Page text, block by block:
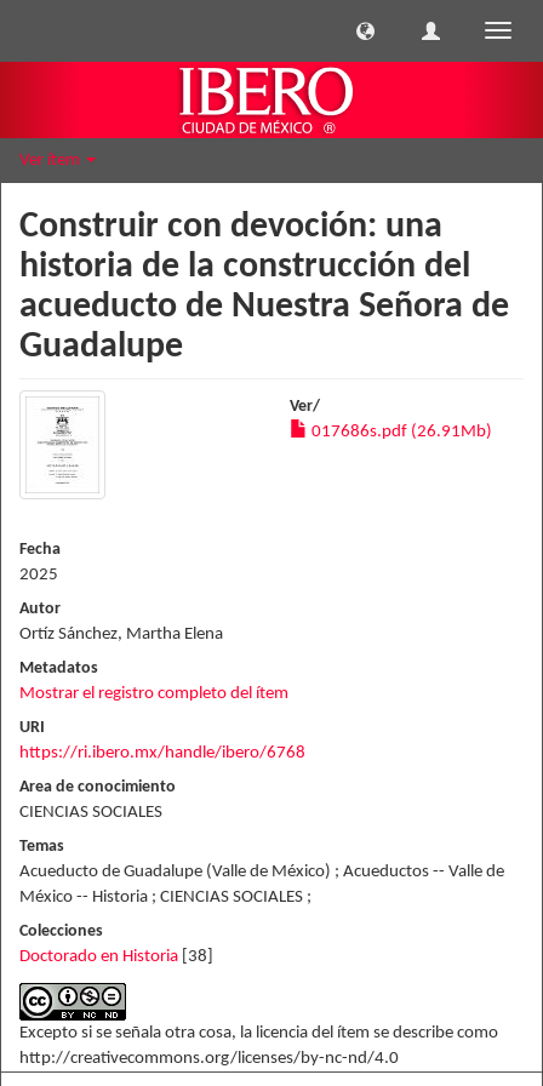
Ver ítem
Construir con devoción: una
historia de la construcción del
acueducto de Nuestra Señora de
Guadalupe
Ver/
017686s.pdf (26.91Mb)
Fecha
2025
Autor
Ortíz Sánchez, Martha Elena
Metadatos
Mostrar el registro completo del ítem
URI
https://ri.ibero.mx/handle/ibero/6768
Area de conocimiento
CIENCIAS SOCIALES
Temas
Acueducto de Guadalupe (Valle de México) ; Acueductos -- Valle de
México -- Historia ; CIENCIAS SOCIALES ;
Colecciones
Doctorado en Historia [38]
Excepto si se señala otra cosa, la licencia del ítem se describe como
http://creativecommons.org/licenses/by-nc-nd/4.0